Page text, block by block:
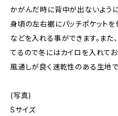
かがんだ時に背中が出ないよう
身頃の左右裾にパッチポケットを
などを入れる事ができます。また
てるので冬にはカイロを入れて
風通しが良く速乾性のある生地で
(写真)
Sサイズ